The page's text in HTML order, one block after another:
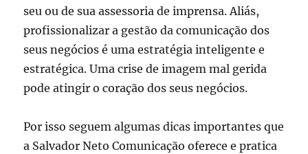
seu ou de sua assessoria de imprensa. Aliás,
profissionalizar a gestão da comunicação dos
seus negócios é uma estratégia inteligente e
estratégica. Uma crise de imagem mal gerida
pode atingir o coração dos seus negócios.
Por isso seguem algumas dicas importantes que
a Salvador Neto Comunicação oferece e pratica